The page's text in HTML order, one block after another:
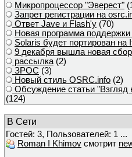
Микропроцессор "Эверест"
Запрет регистрации на
Ответ Javе и Flash'у (70)
Новая программа
Solaris будет портирован на
9 декабря вышла новая
рассылка (2)
ЗРОС (3)
Новый стиль OSRC.info (2)
Обсуждение статьи "Взгляд
(124)
В Сети
Гостей: 3, Пользователей: 1 ...
Roman I Khimov смотрит